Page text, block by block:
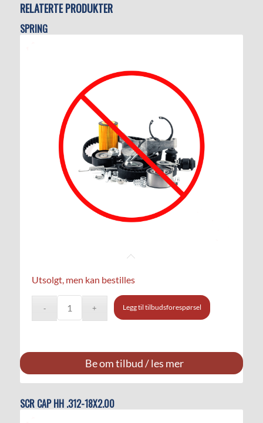
RELATERTE PRODUKTER
SPRING
Utsolgt, men kan bestilles
Legg til tilbudsforespørsel
Be om tilbud / les mer
SCR CAP HH .312-18X2.00